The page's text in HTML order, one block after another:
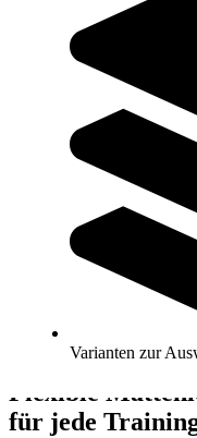
Varianten zur
Dollamur® Flexi-
Zum Produkt
Varianten zur
Längere Lieferzeit
Kategorien & Filter
Sortieren nach
Flexible
für jede